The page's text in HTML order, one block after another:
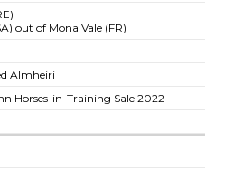
out of Mona Vale (FR)
Almheiri
Horses-in-Training Sale 2022